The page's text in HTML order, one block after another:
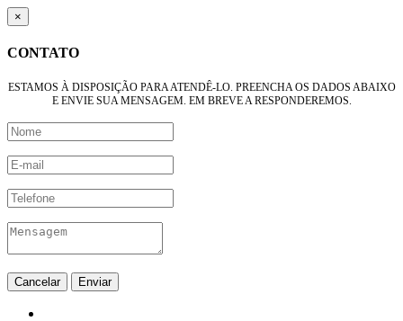
×
CONTATO
ESTAMOS À DISPOSIÇÃO PARA ATENDÊ-LO. PREENCHA OS DADOS ABAIXO
E ENVIE SUA MENSAGEM. EM BREVE A RESPONDEREMOS.
Cancelar Enviar